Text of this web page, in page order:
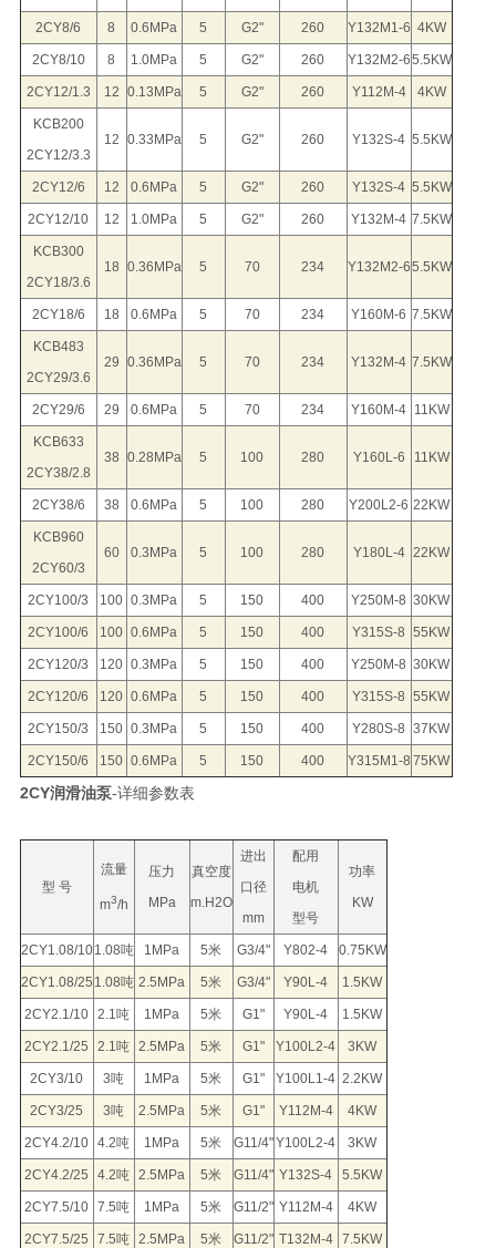
2CY8/6 8 0.6MPa 5 G2" 260 Y132M1-6 4KW
2CY8/10 8 1.0MPa 5 G2" 260 Y132M2-65.5KW
2CY12/1.3 12 0.13MPa 5 G2" 260 Y112M-4 4KW
KCB200
2CY12/3.3
12 0.33MPa 5 G2" 260 Y132S-4 5.5KW
2CY12/6 12 0.6MPa 5 G2" 260 Y132S-4 5.5KW
2CY12/10 12 1.0MPa 5 G2" 260 Y132M-4 7.5KW
KCB300
2CY18/3.6
18 0.36MPa 5 70 234 Y132M2-65.5KW
2CY18/6 18 0.6MPa 5 70 234 Y160M-6 7.5KW
KCB483
2CY29/3.6
29 0.36MPa 5 70 234 Y132M-4 7.5KW
2CY29/6 29 0.6MPa 5 70 234 Y160M-4 11KW
KCB633
2CY38/2.8
38 0.28MPa 5 100 280 Y160L-6 11KW
2CY38/6 38 0.6MPa 5 100 280 Y200L2-6 22KW
KCB960
2CY60/3
60 0.3MPa 5 100 280 Y180L-4 22KW
2CY100/3 100 0.3MPa 5 150 400 Y250M-8 30KW
2CY100/6 100 0.6MPa 5 150 400 Y315S-8 55KW
2CY120/3 120 0.3MPa 5 150 400 Y250M-8 30KW
2CY120/6 120 0.6MPa 5 150 400 Y315S-8 55KW
2CY150/3 150 0.3MPa 5 150 400 Y280S-8 37KW
2CY150/6 150 0.6MPa 5 150 400 Y315M1-8 75KW
2CY润滑油泵-详细参数表
型 号
流量
m3/h
压力
MPa
真空度
m.H2O
进出
口径
mm
配用
电机
型号
功率
KW
2CY1.08/101.08吨 1MPa 5米 G3/4" Y802-4 0.75KW
2CY1.08/25 1.08吨 2.5MPa 5米 G3/4" Y90L-4 1.5KW
2CY2.1/10 2.1吨 1MPa 5米 G1" Y90L-4 1.5KW
2CY2.1/25 2.1吨 2.5MPa 5米 G1" Y100L2-4 3KW
2CY3/10 3吨 1MPa 5米 G1" Y100L1-4 2.2KW
2CY3/25 3吨 2.5MPa 5米 G1" Y112M-4 4KW
2CY4.2/10 4.2吨 1MPa 5米 G11/4"Y100L2-4 3KW
2CY4.2/25 4.2吨 2.5MPa 5米 G11/4" Y132S-4 5.5KW
2CY7.5/10 7.5吨 1MPa 5米 G11/2" Y112M-4 4KW
2CY7.5/25 7.5吨 2.5MPa 5米 G11/2" T132M-4 7.5KW